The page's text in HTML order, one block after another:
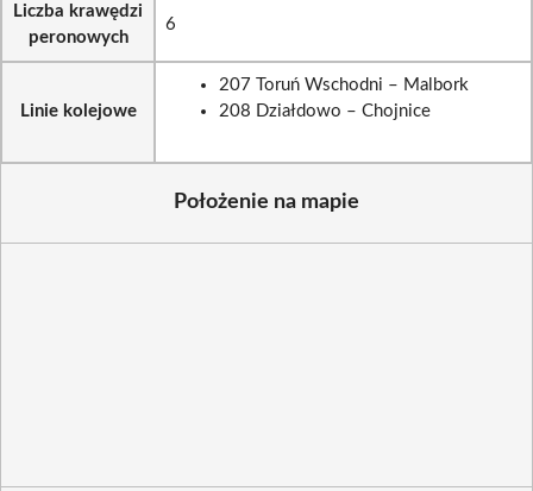
Liczba krawędzi
peronowych
6
Linie kolejowe
207 Toruń Wschodni – Malbork
208 Działdowo – Chojnice
Położenie na mapie